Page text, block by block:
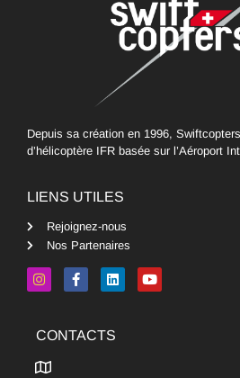
Depuis sa création en 1996,
d’hélicoptère IFR basée sur l’Aéroport
LIENS UTILES
Rejoignez-nous
Nos Partenaires
CONTACTS